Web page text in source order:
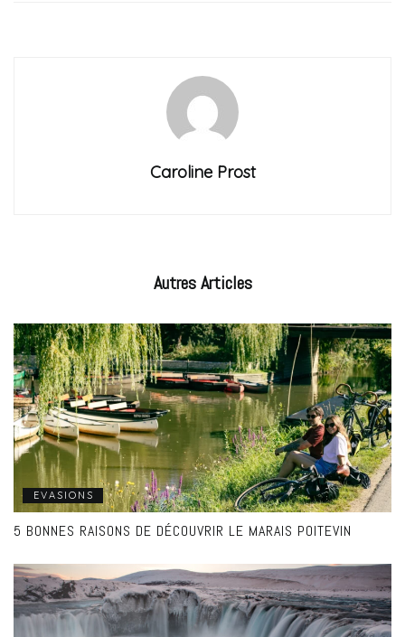
Caroline Prost
AutresArticles
EVASIONS
5 BONNES RAISONS DE DÉCOUVRIR LE MARAIS POITEVIN